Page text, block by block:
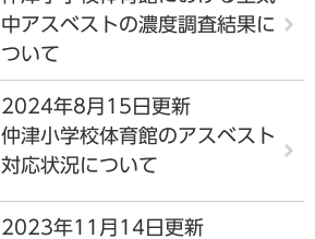
中アスベストの濃度調査結果に
ついて
2024年8月15日更新
仲津小学校体育館のアスベスト
対応状況について
2023年11月14日更新